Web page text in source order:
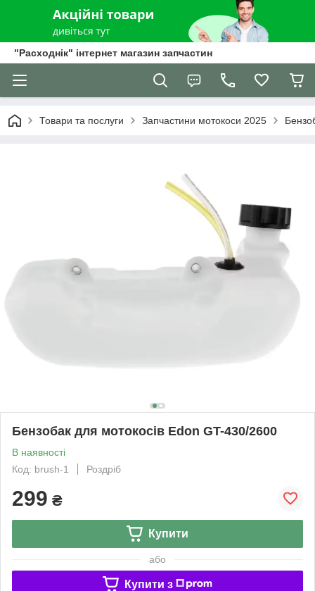
"Расходнік" інтернет магазин запчастин
Товари та послуги Запчастини мотокоси 2025
Бензобак для мотокосів Edon GT-430/2600
В наявності
Код: brush-1
Роздріб
299 ₴
Купити
або
Купити з